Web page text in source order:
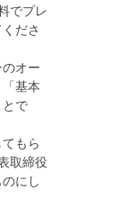
でプレ
ださ
オー
基本
とで
もら
取締役
にし